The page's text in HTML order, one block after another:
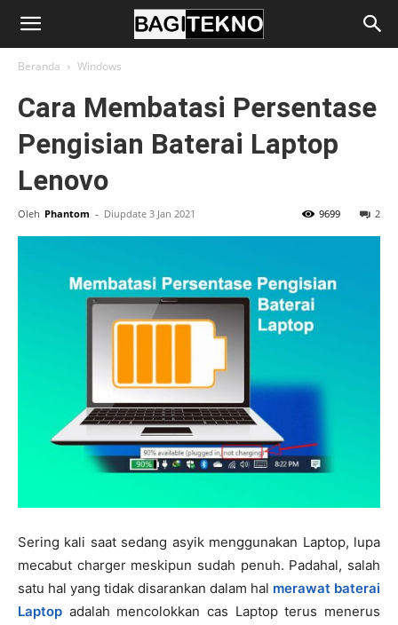
BagiTekno
Beranda Windows
Cara Membatasi Persentase
Pengisian Baterai Laptop
Lenovo
Oleh Phantom - Diupdate 3 Jan 2021 2
9699
Sering kali saat sedang asyik menggunakan Laptop, lupa
mecabut charger meskipun sudah penuh. Padahal, salah
satu hal yang tidak disarankan dalam hal merawat baterai
Laptop adalah mencolokkan cas Laptop terus menerus